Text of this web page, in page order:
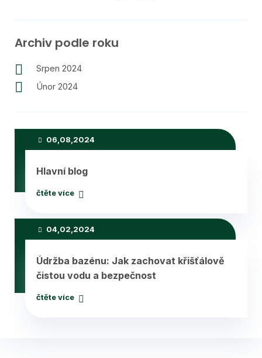
Archiv podle roku
Srpen 2024
Únor 2024
Poslední příspěvky
06,08,2024
Hlavní blog
čtěte více
04,02,2024
Údržba bazénu: Jak zachovat křišťálově
čistou vodu a bezpečnost
čtěte více